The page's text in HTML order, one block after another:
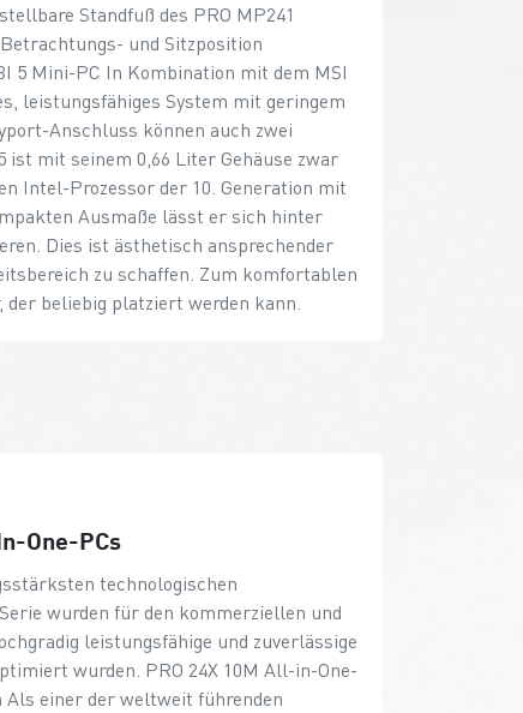
Standfuß des PRO MP241
und Sitzposition
Mini-PC In Kombination mit dem MSI
leistungsfähiges System mit geringem
Anschluss können auch zwei
ist mit seinem 0,66 Liter Gehäuse zwar
Intel-Prozessor der 10. Generation mit
Ausmaße lässt er sich hinter
Dies ist ästhetisch ansprechender
zu schaffen. Zum komfortablen
beliebig platziert werden kann.
One-PCs
technologischen
wurden für den kommerziellen und
leistungsfähige und zuverlässige
wurden. PRO 24X 10M All-in-One-
Als einer der weltweit führenden